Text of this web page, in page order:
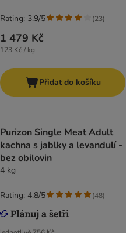
1 479 Kč
123 Kč / kg
Rating: 3.9/5 (23)
Přidat do košíku
Purizon Single Meat Adult
kachna s jablky a levandulí -
bez obilovin
4 kg
Rating: 4.8/5 (48)